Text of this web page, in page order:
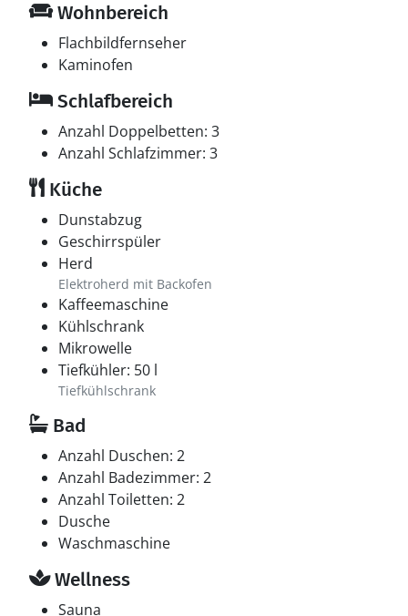
Wohnbereich
Flachbildfernseher
Kaminofen
Schlafbereich
Anzahl Doppelbetten: 3
Anzahl Schlafzimmer: 3
Küche
Dunstabzug
Geschirrspüler
Herd
Elektroherd mit Backofen
Kaffeemaschine
Kühlschrank
Mikrowelle
Tiefkühler: 50 l
Tiefkühlschrank
Bad
Anzahl Duschen: 2
Anzahl Badezimmer: 2
Anzahl Toiletten: 2
Dusche
Waschmaschine
Wellness
Sauna